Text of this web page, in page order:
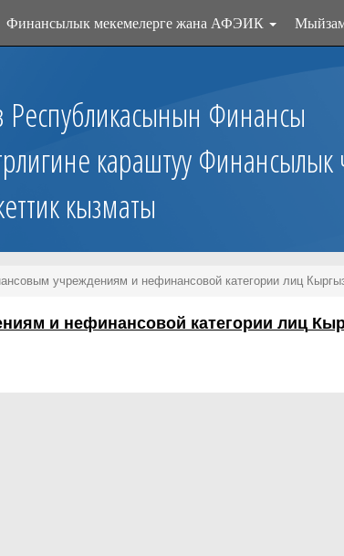
Финансылык мекемелерге жана АФЭИК
Республикасынын Финансы
караштуу Финансылык
кызматы
учреждениям и нефинансовой категории лиц
и нефинансовой категории лиц